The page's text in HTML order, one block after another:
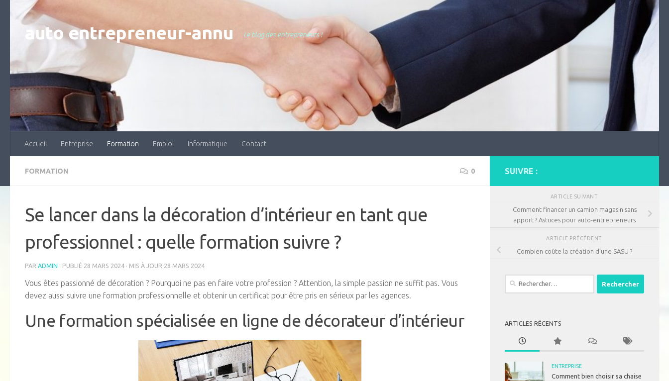
Skip to content
auto entrepreneur-annu Le blog des entrepreneurs !
Accueil Entreprise Formation Emploi Informatique Contact
FORMATION 0
Se lancer dans la décoration d’intérieur en tant que
professionnel : quelle formation suivre ?
PAR ADMIN · PUBLIÉ 28 MARS 2024 · MIS À JOUR 28 MARS 2024
Vous êtes passionné de décoration ? Pourquoi ne pas en faire votre profession ? Attention, la simple passion ne suffit pas. Vous
devez aussi suivre une formation professionnelle et obtenir un certificat pour être pris en sérieux par les agences.
Une formation spécialisée en ligne de décorateur d’intérieur
SUIVRE :
ARTICLE SUIVANT
Comment financer un camion magasin sans
apport ? Astuces pour auto-entrepreneurs
ARTICLE PRÉCÉDENT
Combien coûte la création d’une SASU ?
Rechercher :
ARTICLES RÉCENTS
ENTREPRISE
Comment bien choisir sa chaise